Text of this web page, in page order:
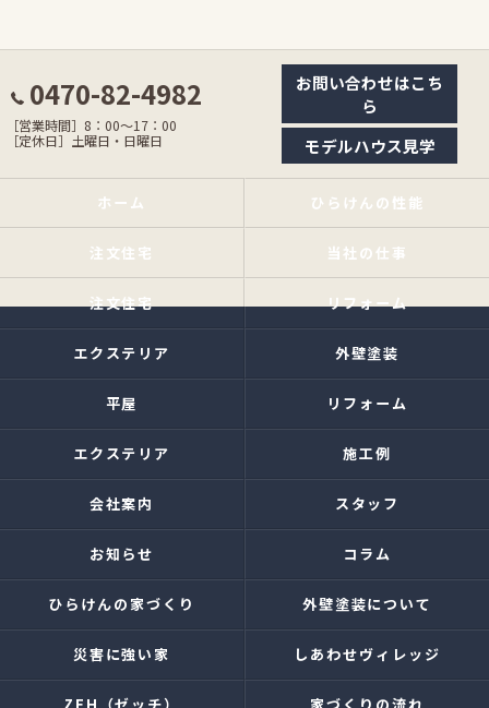
0470-82-4982
［営業時間］8：00〜17：00
［定休日］土曜日・日曜日
お問い合わせはこち
ら
モデルハウス見学
ホーム ひらけんの性能
注文住宅 当社の仕事
注文住宅 リフォーム
エクステリア 外壁塗装
平屋 リフォーム
エクステリア 施工例
会社案内 スタッフ
お知らせ コラム
ひらけんの家づくり 外壁塗装について
災害に強い家 しあわせヴィレッジ